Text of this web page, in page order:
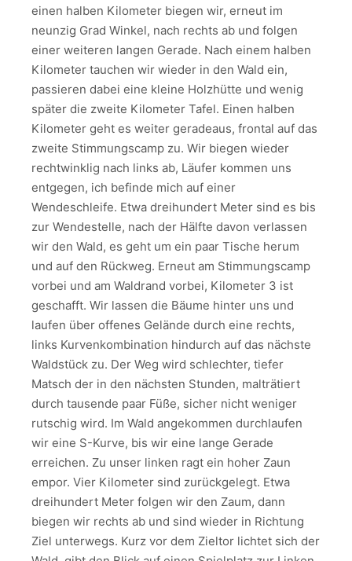
einen halben Kilometer biegen wir, erneut im
neunzig Grad Winkel, nach rechts ab und folgen
einer weiteren langen Gerade. Nach einem halben
Kilometer tauchen wir wieder in den Wald ein,
passieren dabei eine kleine Holzhütte und wenig
später die zweite Kilometer Tafel. Einen halben
Kilometer geht es weiter geradeaus, frontal auf das
zweite Stimmungscamp zu. Wir biegen wieder
rechtwinklig nach links ab, Läufer kommen uns
entgegen, ich befinde mich auf einer
Wendeschleife. Etwa dreihundert Meter sind es bis
zur Wendestelle, nach der Hälfte davon verlassen
wir den Wald, es geht um ein paar Tische herum
und auf den Rückweg. Erneut am Stimmungscamp
vorbei und am Waldrand vorbei, Kilometer 3 ist
geschafft. Wir lassen die Bäume hinter uns und
laufen über offenes Gelände durch eine rechts,
links Kurvenkombination hindurch auf das nächste
Waldstück zu. Der Weg wird schlechter, tiefer
Matsch der in den nächsten Stunden, malträtiert
durch tausende paar Füße, sicher nicht weniger
rutschig wird. Im Wald angekommen durchlaufen
wir eine S-Kurve, bis wir eine lange Gerade
erreichen. Zu unser linken ragt ein hoher Zaun
empor. Vier Kilometer sind zurückgelegt. Etwa
dreihundert Meter folgen wir den Zaum, dann
biegen wir rechts ab und sind wieder in Richtung
Ziel unterwegs. Kurz vor dem Zieltor lichtet sich der